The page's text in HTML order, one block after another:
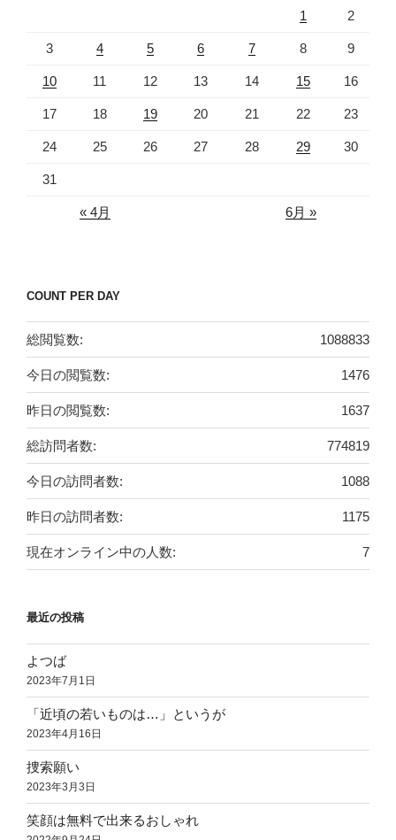
1 2
3 4 5 6 7 8 9
10 11 12 13 14 15 16
17 18 19 20 21 22 23
24 25 26 27 28 29 30
31
« 4月 6月 »
COUNT PER DAY
1088833
総閲覧数:
1476
今日の閲覧数:
1637
昨日の閲覧数:
774819
総訪問者数:
1088
今日の訪問者数:
1175
昨日の訪問者数:
7
現在オンライン中の人数:
最近の投稿
よつば
2023年7月1日
「近頃の若いものは…」というが
2023年4月16日
捜索願い
2023年3月3日
笑顔は無料で出来るおしゃれ